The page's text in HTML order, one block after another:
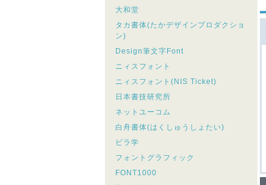
大和堂
タカ書体(たかデザインプロダクショ
ン)
Design筆文字Font
ニィスフォント
ニィスフォント(NIS Ticket)
日本書技研究所
ネットユーコム
白舟書体(はくしゅうしょたい)
ビラ学
フォントグラフィック
FONT1000